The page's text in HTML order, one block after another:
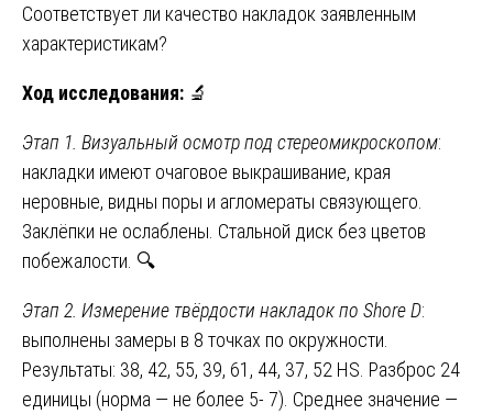
Соответствует ли качество накладок заявленным
характеристикам?
Ход исследования: 🔬
Этап 1. Визуальный осмотр под стереомикроскопом:
накладки имеют очаговое выкрашивание, края
неровные, видны поры и агломераты связующего.
Заклёпки не ослаблены. Стальной диск без цветов
побежалости. 🔍
Этап 2. Измерение твёрдости накладок по Shore D:
выполнены замеры в 8 точках по окружности.
Результаты: 38, 42, 55, 39, 61, 44, 37, 52 HS. Разброс 24
единицы (норма — не более 5- 7). Среднее значение —